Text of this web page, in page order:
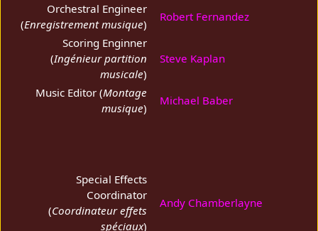
Orchestral Engineer
(Enregistrement musique)
Robert Fernandez
Scoring Enginner
(Ingénieur partition
musicale)
Steve Kaplan
Music Editor (Montage
musique)
Michael Baber
Special Effects
Coordinator
(Coordinateur effets
spéciaux)
Andy Chamberlayne